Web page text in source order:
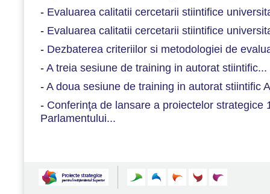
- Evaluarea calitatii cercetarii stiintifice
- Evaluarea calitatii cercetarii stiintifice
- Dezbaterea criteriilor si metodologiei de
-A treia sesiune de training in autorat stiintific...
-A doua sesiune de training in autorat stiintific
- Conferinţa de lansare a proiectelor strategice
Parlamentului...